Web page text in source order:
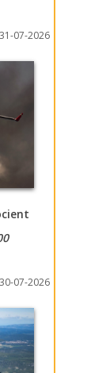
31-07-2026
30-07-2026